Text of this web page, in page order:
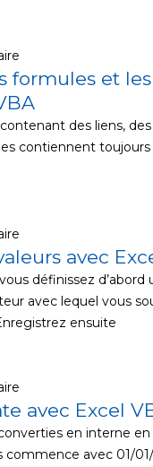
formules et
des liens,
contiennent
avec
définissez d’abord
avec lequel vous
ensuite
avec Excel
en interne en
avec 01/